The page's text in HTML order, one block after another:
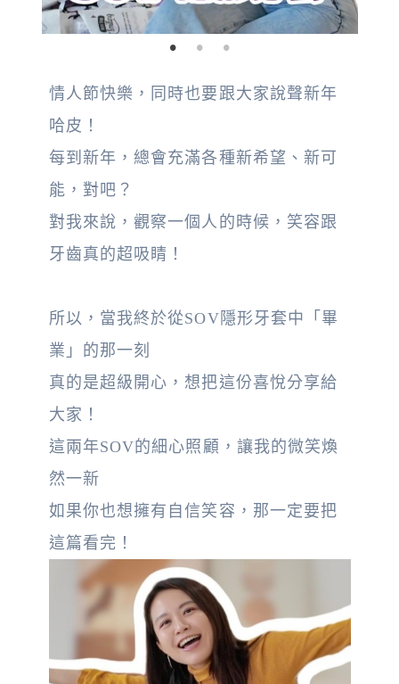
情人節快樂，同時也要跟大家說聲新年
哈皮！
每到新年，總會充滿各種新希望、新可
能，對吧？
對我來說，觀察一個人的時候，笑容跟
牙齒真的超吸睛！
所以，當我終於從SOV隱形牙套中「畢
業」的那一刻
真的是超級開心，想把這份喜悅分享給
大家！
這兩年SOV的細心照顧，讓我的微笑煥
然一新
如果你也想擁有自信笑容，那一定要把
這篇看完！